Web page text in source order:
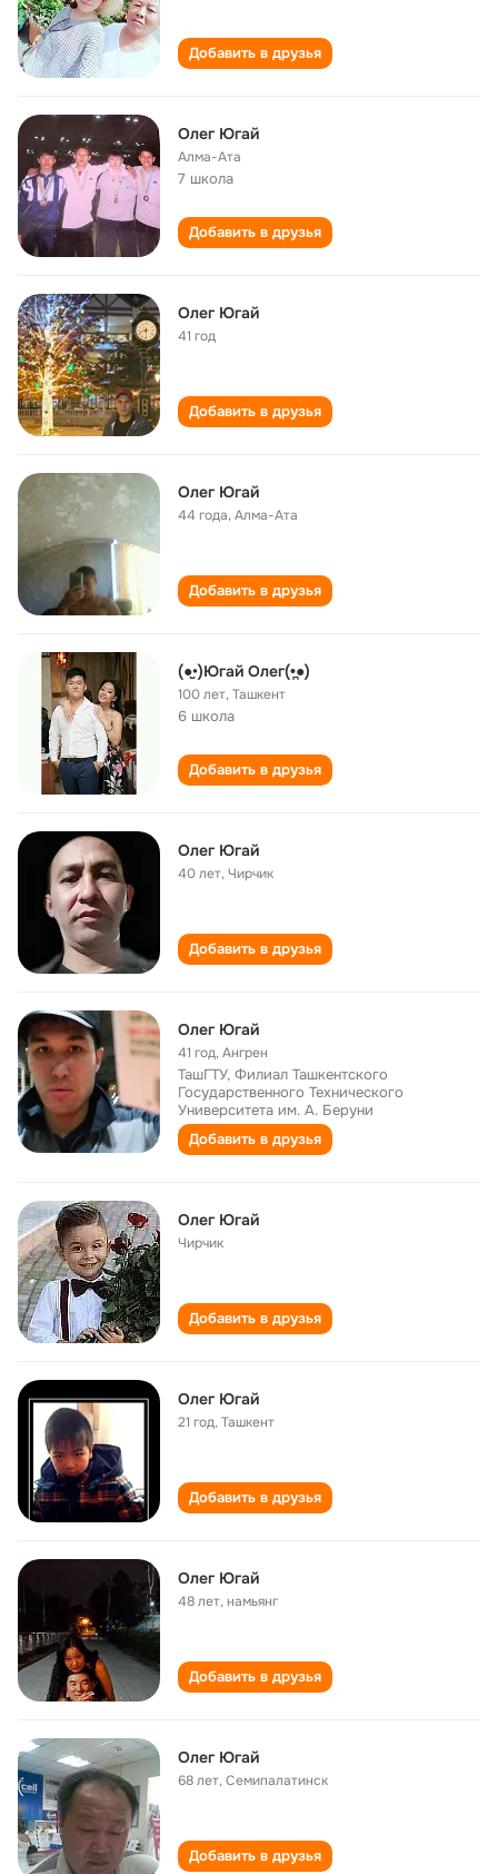
Добавить в друзья
Олег Югай
Алма-Ата
7 школа
Добавить в друзья
Олег Югай
41 год
Добавить в друзья
Олег Югай
44 года,Алма-Ата
Добавить в друзья
(●̮̮•)Югай Олег(•̪●)
100 лет,Ташкент
6 школа
Добавить в друзья
Олег Югай
40 лет,Чирчик
Добавить в друзья
Олег Югай
41 год,Ангрен
ТашГТУ, Филиал Ташкентского
Государственного Технического
Университета им. А. Беруни
Добавить в друзья
Олег Югай
Чирчик
Добавить в друзья
Олег Югай
21 год,Ташкент
Добавить в друзья
Олег Югай
48 лет,намьянг
Добавить в друзья
Олег Югай
68 лет,Семипалатинск
Добавить в друзья